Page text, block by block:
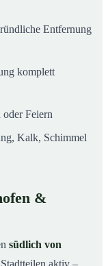
Entfernung
komplett
Feiern
Kalk, Schimmel
&
südlich von